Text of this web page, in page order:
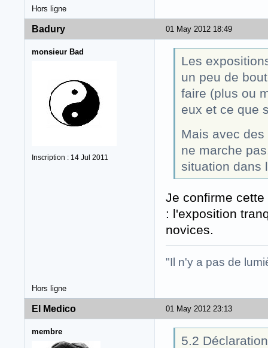
Hors ligne
01 May 2012 18:49
Badury
monsieur Bad
Inscription : 14 Jul 2011
Les
un peu de
faire (plus ou
eux et ce que
Mais avec
ne marche
situation dans
Je confirme
: l'exposition
novices.
"Il n'y a pas de
Hors ligne
01 May 2012 23:13
El Medico
membre
5.2